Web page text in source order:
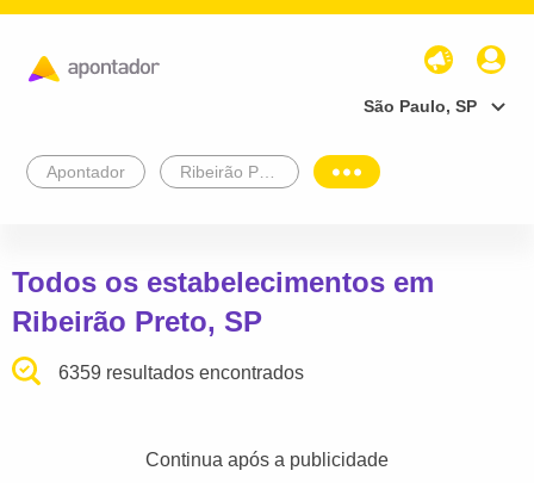
São Paulo, SP
Apontador
Todos os estabelecimentos em
Ribeirão Preto, SP
6359 resultados encontrados
Continua após a publicidade